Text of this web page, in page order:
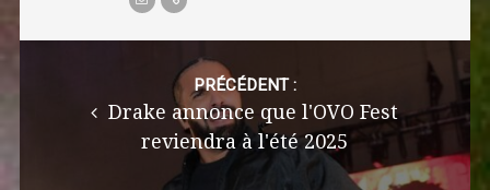
PRÉCÉDENT :
Drake annonce que l'OVO Fest
reviendra à l'été 2025